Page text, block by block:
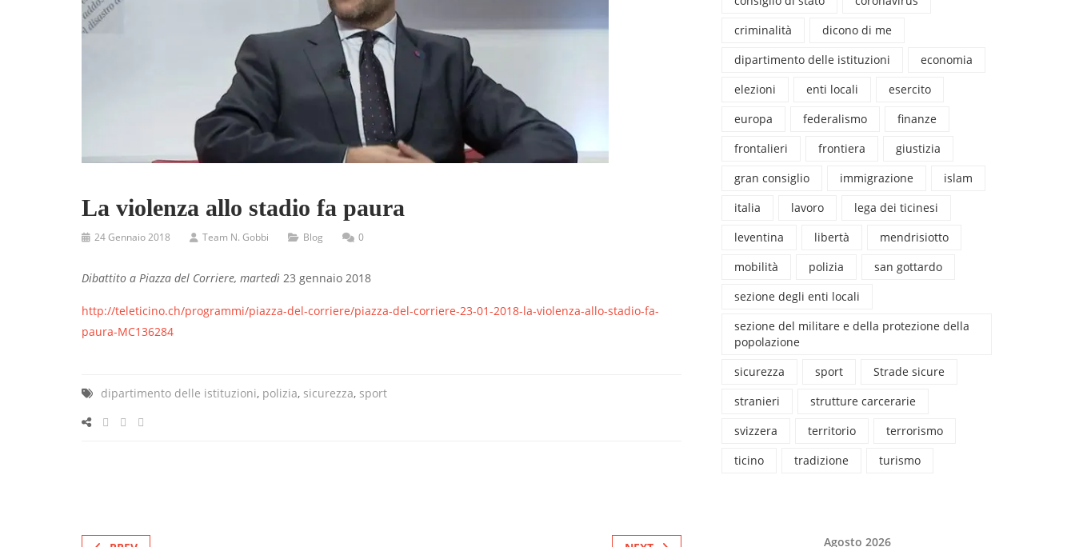
La violenza allo stadio fa paura
24 Gennaio 2018 Team N. Gobbi Blog 0
Dibattito a Piazza del Corriere, martedì 23 gennaio 2018
http://teleticino.ch/programmi/piazza-del-corriere/piazza-del-corriere-23-01-2018-la-violenza-allo-stadio-fa-
paura-MC136284
dipartimento delle istituzioni, polizia, sicurezza, sport
criminalità
dicono di me
dipartimento delle istituzioni
economia
elezioni
enti locali
esercito
europa
federalismo
finanze
frontalieri
frontiera
giustizia
gran consiglio
immigrazione
islam
italia
lavoro
lega dei ticinesi
leventina
libertà
mendrisiotto
mobilità
polizia
san gottardo
sezione degli enti locali
sezione del militare e della protezione della
popolazione
sicurezza
sport
Strade sicure
stranieri
strutture carcerarie
svizzera
territorio
terrorismo
ticino
tradizione turismo
Agosto 2026